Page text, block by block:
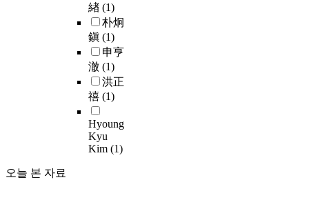
緖 (1)
朴炯
鎭 (1)
申亨
澈 (1)
洪正
禧 (1)
Hyoung
Kyu
Kim (1)
오늘 본 자료